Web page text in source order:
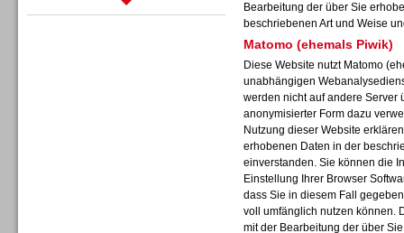
Sprachdialogsysteme u. Ki/
Bearbeitung der über Sie
beschriebenen Art und Weise
Matomo (ehemals Piwik)
Diese Website nutzt Matomo
unabhängigen
werden nicht auf andere Server
anonymisierter Form dazu
Nutzung dieser Website
erhobenen Daten in der
einverstanden. Sie können die
Einstellung Ihrer Browser
dass Sie in diesem Fall
voll umfänglich nutzen können.
mit der Bearbeitung der über